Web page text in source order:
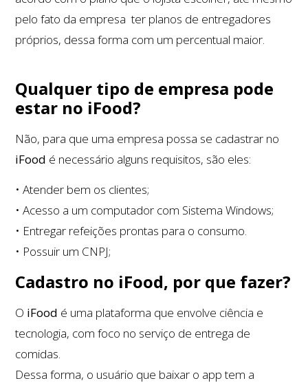
pelo fato da empresa ter planos de entregadores
próprios, dessa forma com um percentual maior.
Qualquer tipo de empresa pode
estar no iFood?
Não, para que uma empresa possa se cadastrar no
iFood é necessário alguns requisitos, são eles:
• Atender bem os clientes;
• Acesso a um computador com Sistema Windows;
• Entregar refeições prontas para o consumo.
• Possuir um CNPJ;
Cadastro no iFood, por que fazer?
O iFood é uma plataforma que envolve ciência e
tecnologia, com foco no serviço de entrega de
comidas.
Dessa forma, o usuário que baixar o app tem a